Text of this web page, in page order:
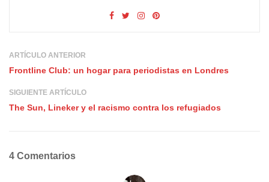
ARTÍCULO ANTERIOR
Frontline Club: un hogar para periodistas en Londres
SIGUIENTE ARTÍCULO
The Sun, Lineker y el racismo contra los refugiados
4 Comentarios